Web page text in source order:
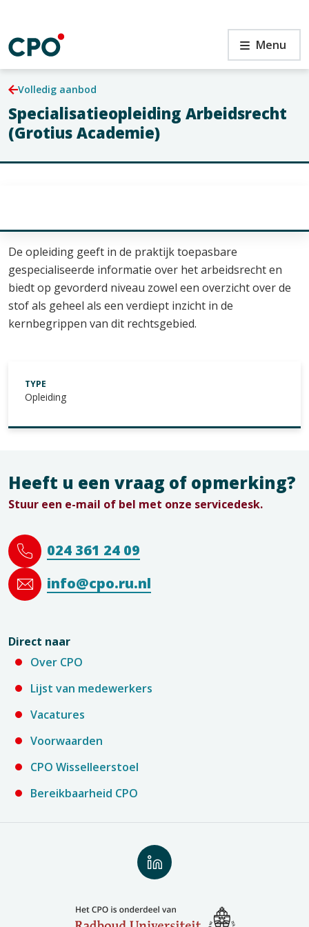
de
inhoud
Specialisatieopleiding
Arbeidsrecht
(Grotius
Academie)
Menu
Volledig aanbod
Specialisatieopleiding Arbeidsrecht
(Grotius Academie)
De opleiding geeft in de praktijk toepasbare
gespecialiseerde informatie over het arbeidsrecht en
biedt op gevorderd niveau zowel een overzicht over de
stof als geheel als een verdiept inzicht in de
kernbegrippen van dit rechtsgebied.
TYPE
Opleiding
Heeft u een vraag of opmerking?
Stuur een e-mail of bel met onze servicedesk.
024 361 24 09
info@cpo.ru.nl
Direct naar
Over CPO
Lijst van medewerkers
Vacatures
Voorwaarden
CPO Wisselleerstoel
Bereikbaarheid CPO
Volg
ons
LinkedIn